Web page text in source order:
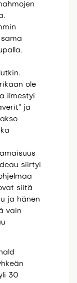
ole
ilmestyi
ja
siirtyi
siitä
ja hänen
vain
30